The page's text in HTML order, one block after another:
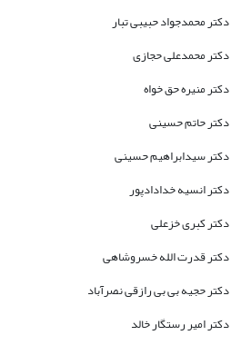
دکتر محمدجواد حبیبی تبار
دکتر محمدعلی حجازی
دکتر منیره حق خواه
دکتر حاتم حسینی
دکتر سیدابراهیم حسینی
دکتر انسیه خدادادپور
دکتر کبری خزعلی
دکتر قدرت الله خسروشاهی
دکتر حجیه بی بی رازقی نصرآباد
دکتر امیر رستگار خالد